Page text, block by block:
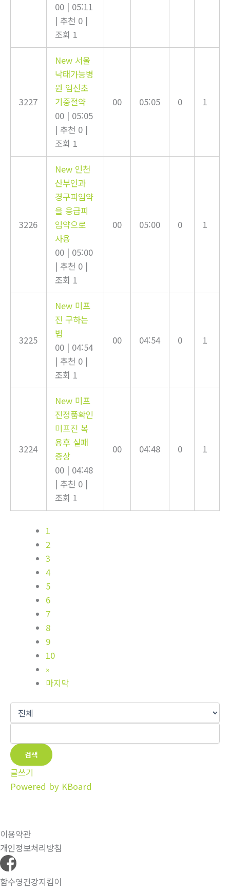
00 | 05:11
| 추천 0 |
조회 1
3227
New 서울
낙태가능병
원 임신초
기중절약
00 | 05:05
| 추천 0 |
조회 1
00 05:05 0 1
3226
New 인천
산부인과
경구피임약
을 응급피
임약으로
사용
00 | 05:00
| 추천 0 |
조회 1
00 05:00 0 1
3225
New 미프
진 구하는
법
00 | 04:54
| 추천 0 |
조회 1
00 04:54 0 1
3224
New 미프
진정품확인
미프진 복
용후 실패
증상
00 | 04:48
| 추천 0 |
조회 1
00 04:48 0 1
1
2
3
4
5
6
7
8
9
10
»
마지막
검색
글쓰기
Powered by KBoard
이용약관
개인정보처리방침
함수영건강지킴이